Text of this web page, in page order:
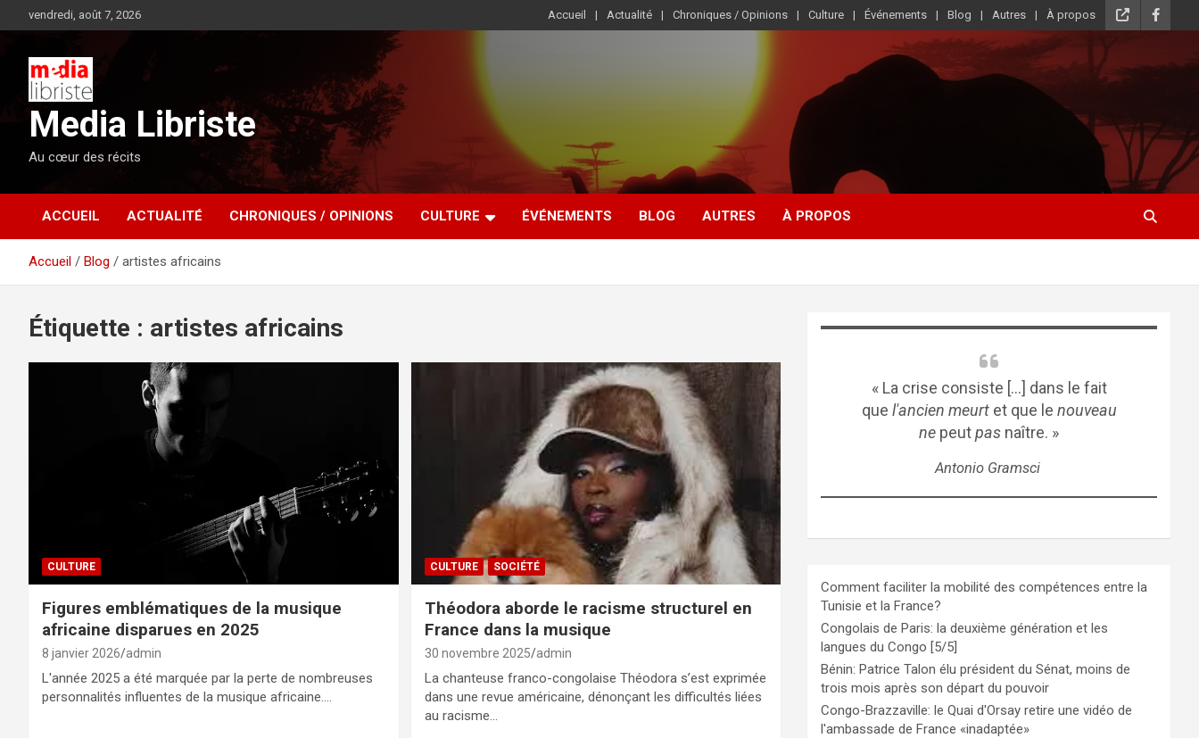
au
vendredi, août 7, 2026 Accueil Actualité Chroniques / Opinions Culture Événements Blog Autres À propos
Media Libriste
Au cœur des récits
ACCUEIL ACTUALITÉ CHRONIQUES / OPINIONS CULTURE ÉVÉNEMENTS BLOG AUTRES À PROPOS
Accueil Blog artistes africains
Étiquette : artistes africains
CULTURE
Figures emblématiques de la musique
africaine disparues en 2025
8 janvier 2026 admin
L'année 2025 a été marquée par la perte de nombreuses
personnalités influentes de la musique africaine.…
CULTURE SOCIÉTÉ
Théodora aborde le racisme structurel en
France dans la musique
30 novembre 2025 admin
La chanteuse franco-congolaise Théodora s’est exprimée
dans une revue américaine, dénonçant les difficultés liées
au racisme…
« La crise consiste [...] dans le fait
que l'ancien meurtet que le nouveau
ne peutpas naître. »
Antonio Gramsci
Comment faciliter la mobilité des compétences entre la
Tunisie et la France?
Congolais de Paris: la deuxième génération et les
langues du Congo [5/5]
Bénin: Patrice Talon élu président du Sénat, moins de
trois mois après son départ du pouvoir
Congo-Brazzaville: le Quai d'Orsay retire une vidéo de
l'ambassade de France «inadaptée»